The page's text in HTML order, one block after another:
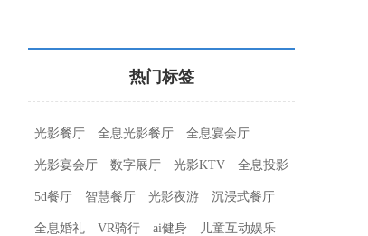
热门标签
光影餐厅 全息光影餐厅 全息宴会厅
光影宴会厅 数字展厅 光影KTV 全息投影
5d餐厅 智慧餐厅 光影夜游 沉浸式餐厅
全息婚礼 VR骑行 ai健身 儿童互动娱乐